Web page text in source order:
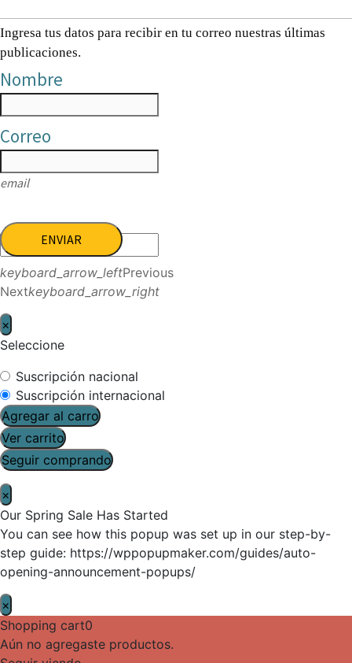
Ingresa tus datos para recibir en tu correo nuestras últimas
publicaciones.
Nombre
Correo
email
ENVIAR
keyboard_arrow_leftPrevious
Nextkeyboard_arrow_right
×
Seleccione
Suscripción nacional
Suscripción internacional
Agregar al carro
Ver carrito
Seguir comprando
×
Our Spring Sale Has Started
You can see how this popup was set up in our step-by-
step guide: https://wppopupmaker.com/guides/auto-
opening-announcement-popups/
×
Shopping cart0
Aún no agregaste productos.